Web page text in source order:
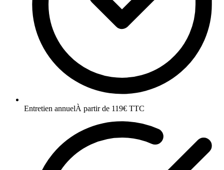
Entretien annuelÀ partir de 119€ TTC